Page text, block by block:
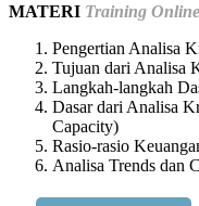
MATERI Training
Pengertian Analisa
Tujuan dari Analisa
Langkah-langkah
Dasar dari Analisa
Capacity)
Rasio-rasio
Analisa Trends dan